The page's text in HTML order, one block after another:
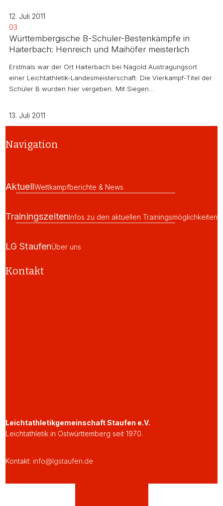
12. Juli 2011
03
Württembergische B-Schüler-Bestenkämpfe in
Haiterbach: Henreich und Maihöfer meisterlich
Erstmals war der Ort Haiterbach bei Nagold Austragungsort
einer Leichtathletik-Landesmeisterschaft: Die Vierkampf-Titel der
Schüler B wurden hier vergeben. Mit Siegen…
13. Juli 2011
Navigation
AktuellWettkampfberichte & News
TrainingszeitenInfos zu den aktuellen Trainingsmöglichkeiten
LG StaufenÜber uns
Kontakt
Leichtathletikgemeinschaft Staufen e.V.
Leichtathletik in Ostwürttemberg seit 1970.
Kontakt: info@lgstaufen.de